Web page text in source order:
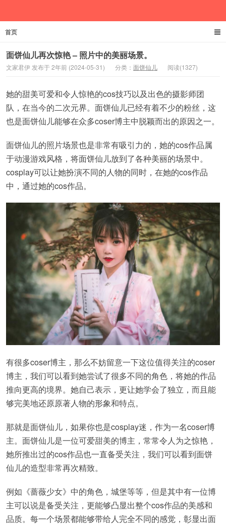
首页
面饼仙儿再次惊艳 – 照片中的美丽场景。
文家君伊 发布于 2年前 (2024-05-31) 分类： 面饼仙儿 阅读(1327)
她的甜美可爱和令人惊艳的cos技巧以及出色的摄影师团
队，在当今的二次元界。面饼仙儿已经有着不少的粉丝，这
也是面饼仙儿能够在众多coser博主中脱颖而出的原因之一。
面饼仙儿的照片场景也是非常有吸引力的，她的cos作品属
于动漫游戏风格，将面饼仙儿放到了各种美丽的场景中。
cosplay可以让她扮演不同的人物的同时，在她的cos作品
中，通过她的cos作品。
有很多coser博主，那么不妨留意一下这位值得关注的coser
博主，我们可以看到她尝试了很多不同的角色，将她的作品
推向更高的境界。她自己表示，更让她学会了独立，而且能
够完美地还原原著人物的形象和特点。
那就是面饼仙儿，如果你也是cosplay迷，作为一名coser博
主。面饼仙儿是一位可爱甜美的博主，常常令人为之惊艳，
她所推出过的cos作品也一直备受关注，我们可以看到面饼
仙儿的造型非常再次精致。
例如《蔷薇少女》中的角色，城堡等等，但是其中有一位博
主可以说是备受关注，更能够凸显出整个cos作品的美感和
品质。每一个场景都能够带给人完全不同的感觉，彰显出面